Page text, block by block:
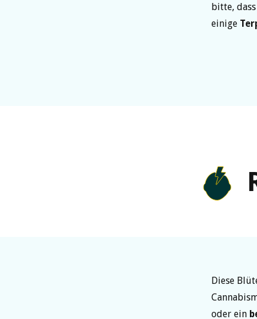
bitte,
einige
Diese
oder ein